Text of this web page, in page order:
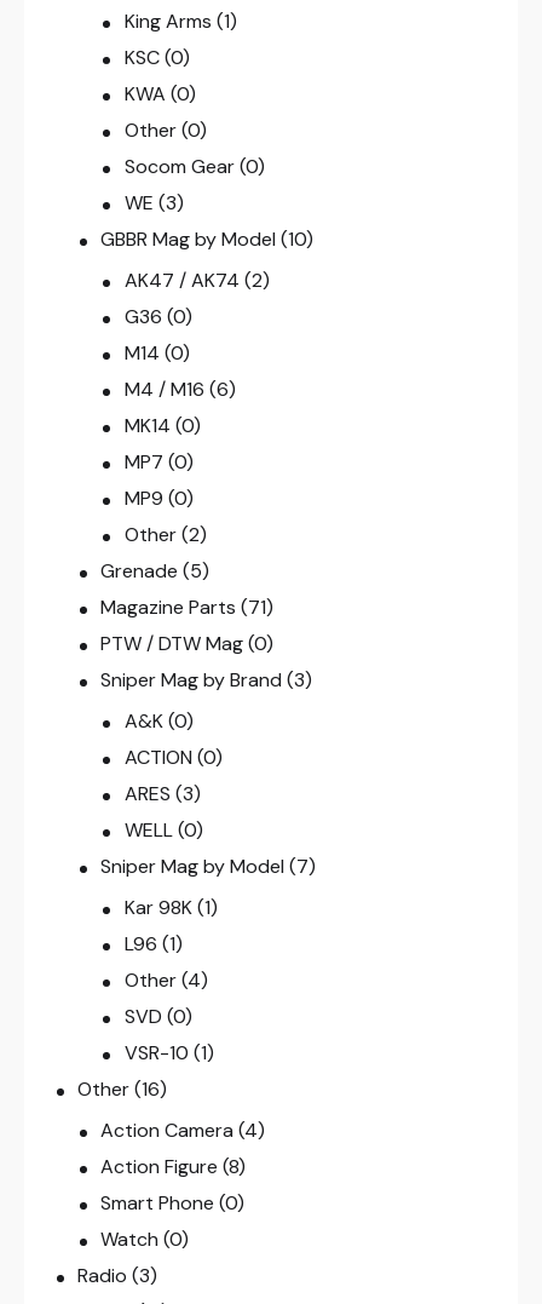
King Arms (1)
KSC (0)
KWA (0)
Other (0)
Socom Gear (0)
WE (3)
GBBR Mag by Model (10)
AK47 / AK74 (2)
G36 (0)
M14 (0)
M4 / M16 (6)
MK14 (0)
MP7 (0)
MP9 (0)
Other (2)
Grenade (5)
Magazine Parts (71)
PTW / DTW Mag (0)
Sniper Mag by Brand (3)
A&K (0)
ACTION (0)
ARES (3)
WELL (0)
Sniper Mag by Model (7)
Kar 98K (1)
L96 (1)
Other (4)
SVD (0)
VSR-10 (1)
Other(16)
Action Camera (4)
Action Figure (8)
Smart Phone (0)
Watch (0)
Radio (3)